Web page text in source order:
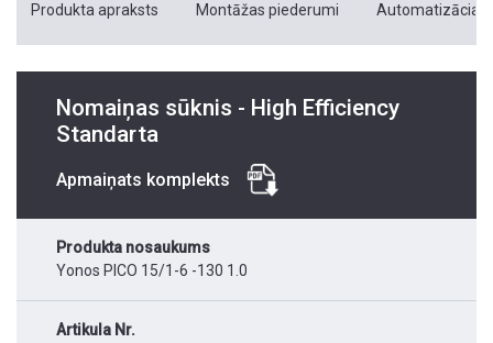
Produkta apraksts Montāžas piederumi Automatizācias
Nomaiņas sūknis - High Efficiency
Standarta
Apmaiņats komplekts
Produkta nosaukums
Yonos PICO 15/1-6 -130 1.0
Artikula Nr.